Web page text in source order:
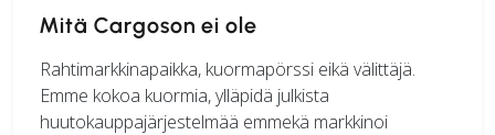
Mitä Cargoson ei ole
Rahtimarkkinapaikka, kuormapörssi eikä välittäjä.
Emme kokoa kuormia, ylläpidä julkista
huutokauppajärjestelmää emmekä markkinoi